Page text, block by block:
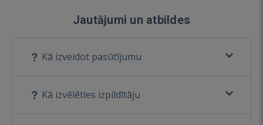
Jautājumi un atbildes
Kā izveidot pasūtījumu
Kā izvēlēties izpildītāju